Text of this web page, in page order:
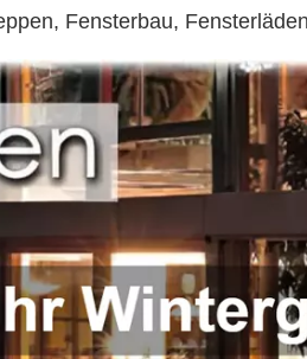
Fensterbau, Fensterläden